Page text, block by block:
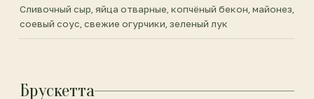
Сливочный сыр, яйца отварные, копчёный бекон, майонез,
соевый соус, свежие огурчики, зеленый лук
Брускетта